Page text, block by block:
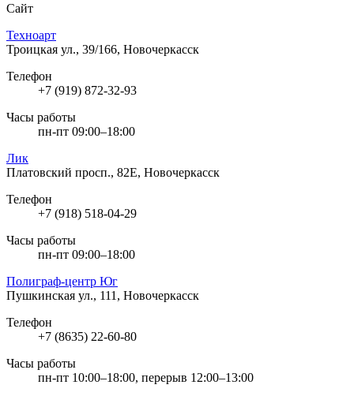
Сайт
Техноарт
Троицкая ул., 39/166, Новочеркасск
Телефон
+7 (919) 872-32-93
Часы работы
пн-пт 09:00–18:00
Лик
Платовский просп., 82Е, Новочеркасск
Телефон
+7 (918) 518-04-29
Часы работы
пн-пт 09:00–18:00
Полиграф-центр Юг
Пушкинская ул., 111, Новочеркасск
Телефон
+7 (8635) 22-60-80
Часы работы
пн-пт 10:00–18:00, перерыв 12:00–13:00